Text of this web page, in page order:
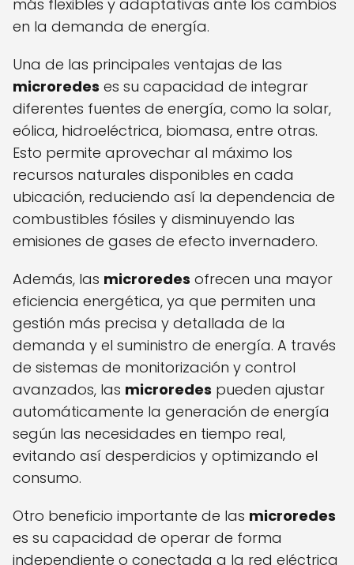
más flexibles y adaptativas ante los cambios
en la demanda de energía.
Una de las principales ventajas de las
microredes es su capacidad de integrar
diferentes fuentes de energía, como la solar,
eólica, hidroeléctrica, biomasa, entre otras.
Esto permite aprovechar al máximo los
recursos naturales disponibles en cada
ubicación, reduciendo así la dependencia de
combustibles fósiles y disminuyendo las
emisiones de gases de efecto invernadero.
Además, las microredes ofrecen una mayor
eficiencia energética, ya que permiten una
gestión más precisa y detallada de la
demanda y el suministro de energía. A través
de sistemas de monitorización y control
avanzados, las microredes pueden ajustar
automáticamente la generación de energía
según las necesidades en tiempo real,
evitando así desperdicios y optimizando el
consumo.
Otro beneficio importante de las microredes
es su capacidad de operar de forma
independiente o conectada a la red eléctrica